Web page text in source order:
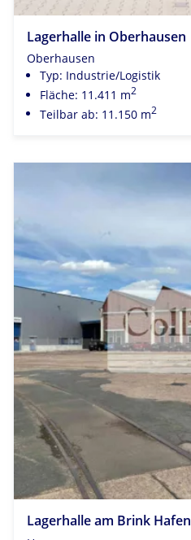
Lagerhalle in Oberhausen
Oberhausen
Typ: Industrie/Logistik
Fläche: 11.411 m2
Teilbar ab: 11.150 m2
Lagerhalle am Brink Hafen